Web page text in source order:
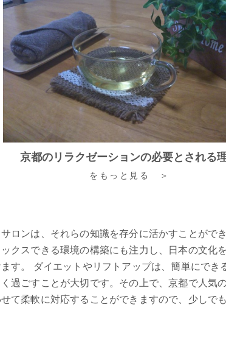
京都のリラクゼーションの必要とされる
をもっと見る ＞
ロンは、それらの知識を存分に活かすことがで
クスできる環境の構築にも注力し、日本の文化
す。 ダイエットやリフトアップは、簡単にで
過ごすことが大切です。その上で、京都で人気
て柔軟に対応することができますので、少しで